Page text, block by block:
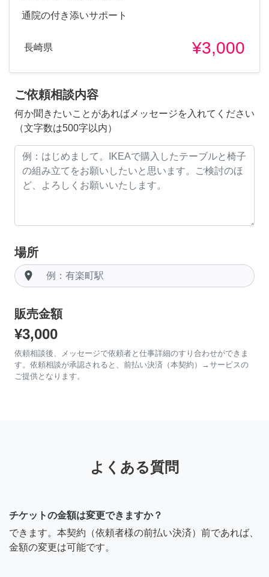
通院の付き添いサポート
長崎県 ¥3,000
ご依頼相談内容
何か聞きたいことがあればメッセージを入れてください
（文字数は500字以内）
場所
room
販売金額
¥3,000
依頼相談後、メッセージで依頼者と仕事詳細のすり合わせができま
す。依頼相談が承認されると、前払い決済（本契約）→サービスの
ご提供となります。
よくある質問
チケットの金額は変更できますか？
できます。本契約（依頼者様の前払い決済）前であれば、
金額の変更は可能です。